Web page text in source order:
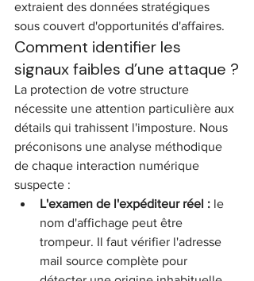
extraient des données stratégiques
sous couvert d'opportunités d'affaires.
Comment identifier les
signaux faibles d’une attaque ?
La protection de votre structure
nécessite une attention particulière aux
détails qui trahissent l'imposture. Nous
préconisons une analyse méthodique
de chaque interaction numérique
suspecte :
L'examen de l'expéditeur réel : le
nom d'affichage peut être
trompeur. Il faut vérifier l'adresse
mail source complète pour